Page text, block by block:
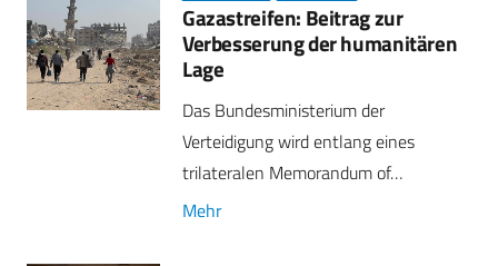
Gazastreifen: Beitrag zur
Verbesserung der humanitären
Lage
Das Bundesministerium der
Verteidigung wird entlang eines
trilateralen Memorandum of…
Mehr